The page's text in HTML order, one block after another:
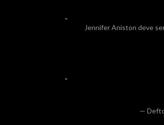
Jennifer Aniston deve
—